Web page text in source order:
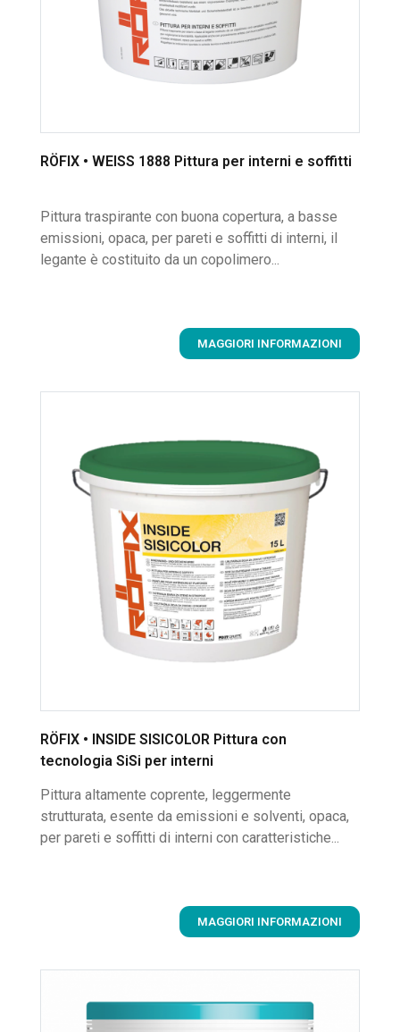
RÖFIX • WEISS 1888 Pittura per interni e soffitti
Pittura traspirante con buona copertura, a basse
emissioni, opaca, per pareti e soffitti di interni, il
legante è costituito da un copolimero...
MAGGIORI INFORMAZIONI
RÖFIX • INSIDE SISICOLOR Pittura con
tecnologia SiSi per interni
Pittura altamente coprente, leggermente
strutturata, esente da emissioni e solventi, opaca,
per pareti e soffitti di interni con caratteristiche...
MAGGIORI INFORMAZIONI